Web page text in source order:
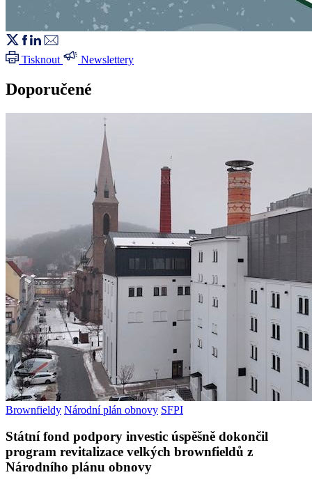
Tisknout Newslettery
Doporučené
Brownfieldy Národní plán obnovy SFPI
Státní fond podpory investic úspěšně dokončil
program revitalizace velkých brownfieldů z
Národního plánu obnovy